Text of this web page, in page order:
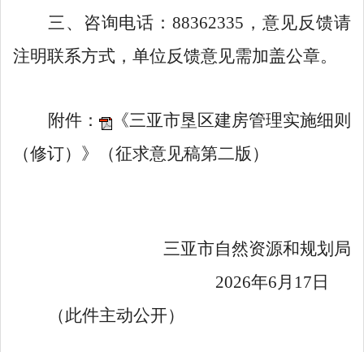
三、咨询电话：88362335，意见反馈请
注明联系方式，单位反馈意见需加盖公章。
附件：
《三亚市垦区建房管理实施细则
（修订）》（征求意见稿第二版）
三亚市自然资源和规划局
2026年6 月 17 日
（此件主动公开）